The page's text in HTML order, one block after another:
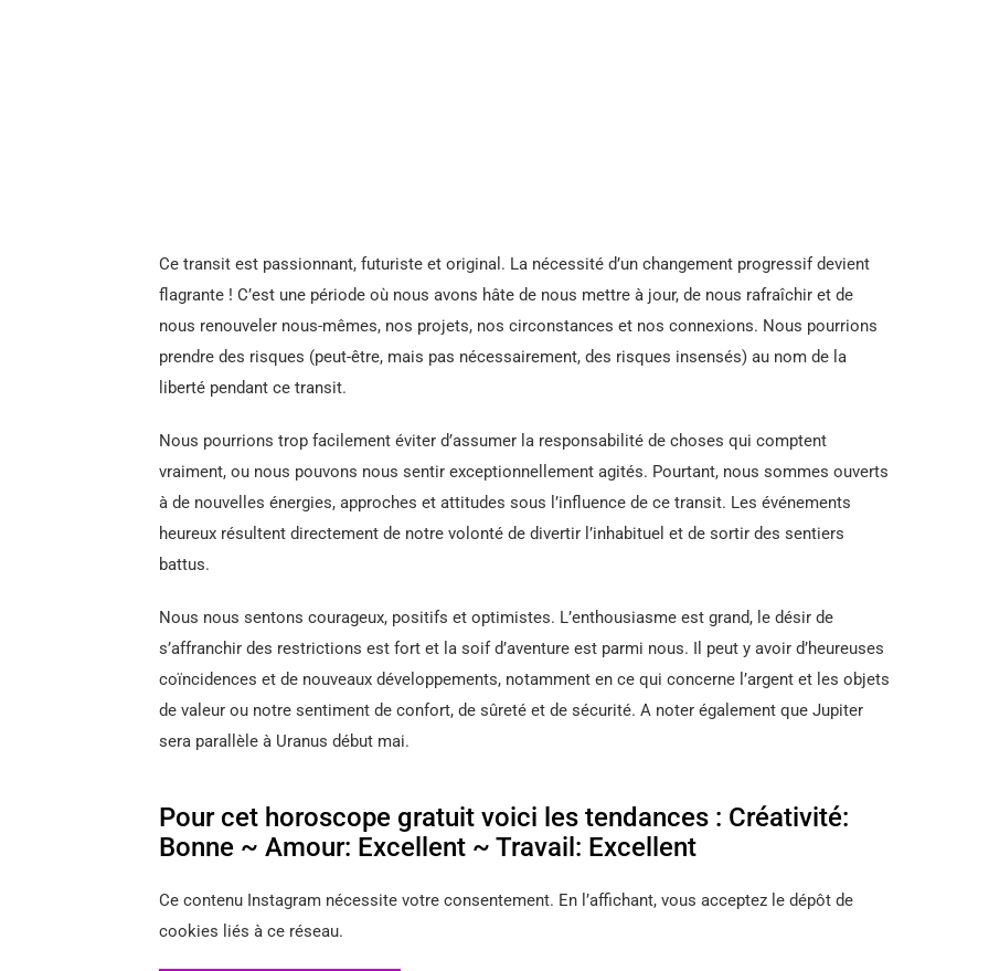
Ce transit est passionnant, futuriste et original. La nécessité d’un changement progressif devient
flagrante ! C’est une période où nous avons hâte de nous mettre à jour, de nous rafraîchir et de
nous renouveler nous-mêmes, nos projets, nos circonstances et nos connexions. Nous pourrions
prendre des risques (peut-être, mais pas nécessairement, des risques insensés) au nom de la
liberté pendant ce transit.
Nous pourrions trop facilement éviter d’assumer la responsabilité de choses qui comptent
vraiment, ou nous pouvons nous sentir exceptionnellement agités. Pourtant, nous sommes ouverts
à de nouvelles énergies, approches et attitudes sous l’influence de ce transit. Les événements
heureux résultent directement de notre volonté de divertir l’inhabituel et de sortir des sentiers
battus.
Nous nous sentons courageux, positifs et optimistes. L’enthousiasme est grand, le désir de
s’affranchir des restrictions est fort et la soif d’aventure est parmi nous. Il peut y avoir d’heureuses
coïncidences et de nouveaux développements, notamment en ce qui concerne l’argent et les objets
de valeur ou notre sentiment de confort, de sûreté et de sécurité. A noter également que Jupiter
sera parallèle à Uranus début mai.
Pour cet horoscope gratuit voici les tendances : Créativité:
Bonne ~ Amour: Excellent ~ Travail: Excellent
Ce contenu Instagram nécessite votre consentement. En l’affichant, vous acceptez le dépôt de
cookies liés à ce réseau.